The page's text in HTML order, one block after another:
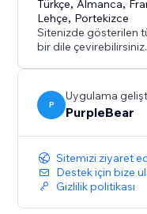
güçlü bir araç haline
Grafikler'i hemen
Türkçe, Almanca,
Lehçe, Portekizce
Sitenizde gösterilen
bir dile çevirebilirsiniz.
P
Uygulama
PurpleBear
Sitemizi ziyaret
Destek için bize
Gizlilik politikası